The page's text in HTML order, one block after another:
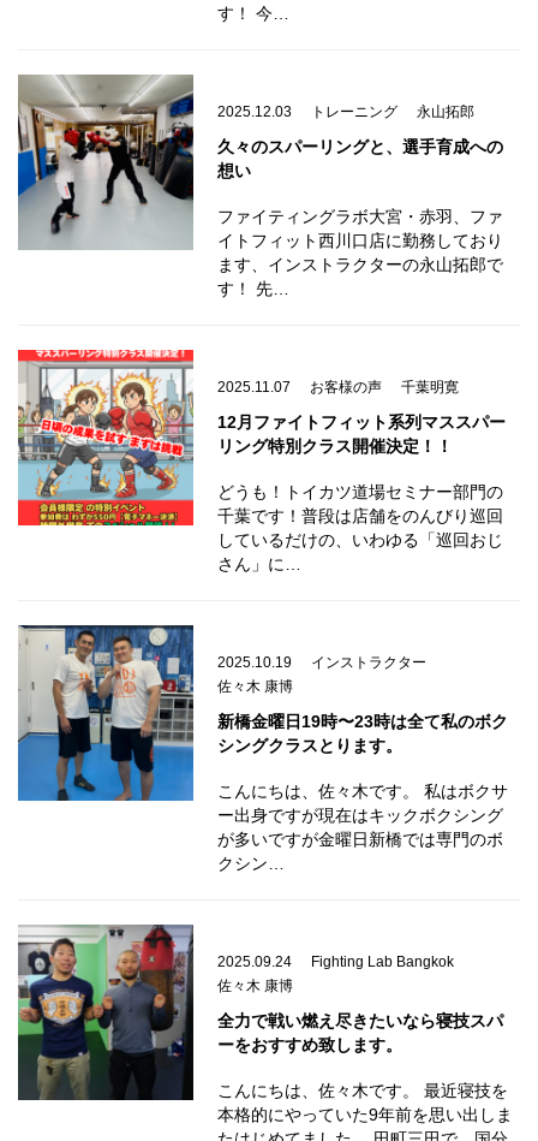
す！ 今…
2025.12.03 トレーニング 永山拓郎
久々のスパーリングと、選手育成への
想い
ファイティングラボ大宮・赤羽、ファ
イトフィット西川口店に勤務しており
ます、インストラクターの永山拓郎で
す！ 先…
2025.11.07 お客様の声 千葉明寛
12月ファイトフィット系列マススパー
リング特別クラス開催決定！！
どうも！トイカツ道場セミナー部門の
千葉です！普段は店舗をのんびり巡回
しているだけの、いわゆる「巡回おじ
さん」に…
2025.10.19
インストラクター
佐々木 康博
新橋金曜日19時〜23時は全て私のボク
シングクラスとります。
こんにちは、佐々木です。 私はボクサ
ー出身ですが現在はキックボクシング
が多いですが金曜日新橋では専門のボ
クシン…
2025.09.24
Fighting Lab Bangkok
佐々木 康博
全力で戦い燃え尽きたいなら寝技スパ
ーをおすすめ致します。
こんにちは、佐々木です。 最近寝技を
本格的にやっていた9年前を思い出しま